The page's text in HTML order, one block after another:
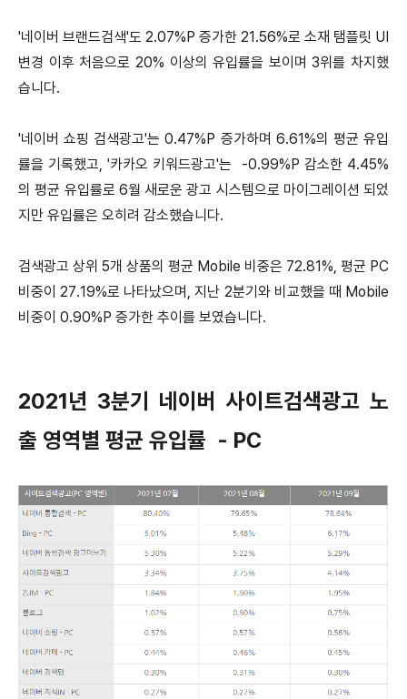
'네이버 브랜드검색'도 2.07%P 증가한 21.56%로 소재 탬플릿 UI
변경 이후 처음으로 20% 이상의 유입률을 보이며 3위를 차지했
습니다.
'네이버 쇼핑 검색광고'는 0.47%P 증가하며 6.61%의 평균 유입
률을 기록했고, '카카오 키워드광고'는 -0.99%P 감소한 4.45%
의 평균 유입률로 6월 새로운 광고 시스템으로 마이그레이션 되었
지만 유입률은 오히려 감소했습니다.
검색광고 상위 5개 상품의 평균 Mobile 비중은 72.81%, 평균 PC
비중이 27.19%로 나타났으며, 지난 2분기와 비교했을 때 Mobile
비중이 0.90%P 증가한 추이를 보였습니다.
2021년 3분기 네이버 사이트검색광고 노
출 영역별 평균 유입률 - PC